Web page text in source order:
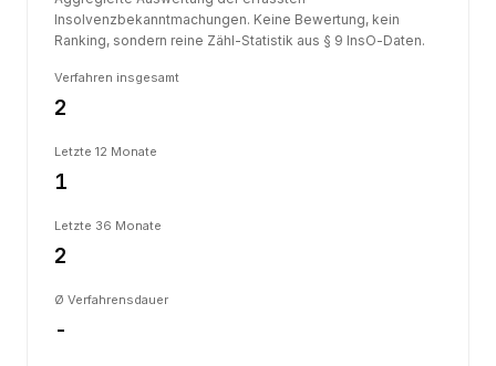
Insolvenzbekanntmachungen. Keine Bewertung, kein
Ranking, sondern reine Zähl-Statistik aus § 9 InsO-Daten.
Verfahren insgesamt
2
Letzte 12 Monate
1
Letzte 36 Monate
2
Ø Verfahrensdauer
-